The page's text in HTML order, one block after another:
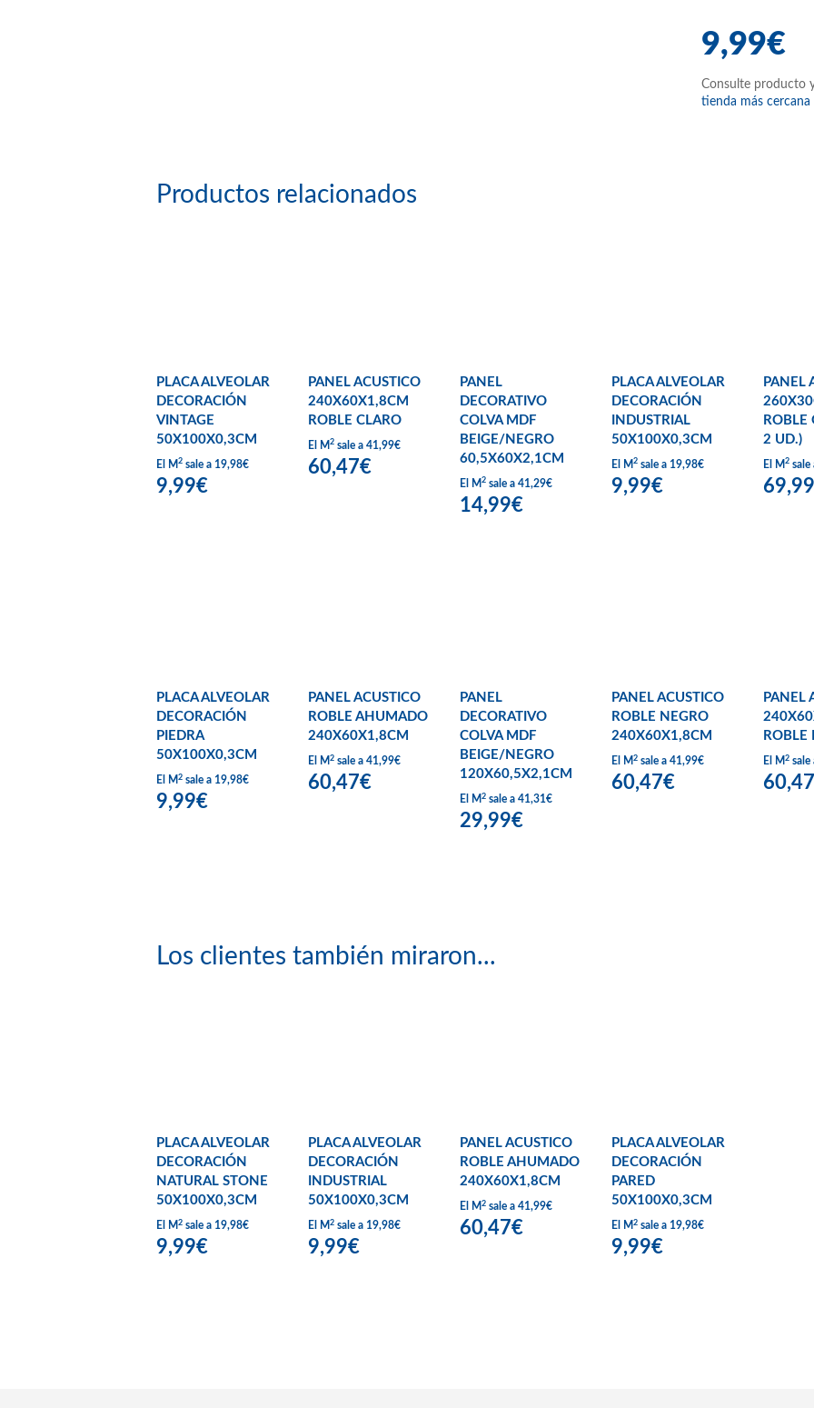
9,99€
Consulte producto
tienda más cercana
Productos relacionados
PLACA ALVEOLAR
DECORACIÓN
VINTAGE
50X100X0,3CM
El M 2 sale a 19,98€
9,99€
PANEL ACUSTICO
240X60X1,8CM
ROBLE CLARO
El M 2 sale a 41,99€
60,47€
PANEL
DECORATIVO
COLVA MDF
BEIGE/NEGRO
60,5X60X2,1CM
El M 2 sale a 41,29€
14,99€
PLACA ALVEOLAR
DECORACIÓN
INDUSTRIAL
50X100X0,3CM
El M 2 sale a 19,98€
9,99€
PANEL
ROBLE
2 UD.)
El M 2 sale
PLACA ALVEOLAR
DECORACIÓN
PIEDRA
50X100X0,3CM
El M 2 sale a 19,98€
9,99€
PANEL ACUSTICO
ROBLE AHUMADO
240X60X1,8CM
El M 2 sale a 41,99€
60,47€
PANEL
DECORATIVO
COLVA MDF
BEIGE/NEGRO
120X60,5X2,1CM
El M 2 sale a 41,31€
29,99€
PANEL ACUSTICO
ROBLE NEGRO
240X60X1,8CM
El M 2 sale a 41,99€
60,47€
PANEL
ROBLE
El M 2 sale
Los clientes también miraron...
PLACA ALVEOLAR
DECORACIÓN
NATURAL STONE
50X100X0,3CM
El M 2 sale a 19,98€
9,99€
PLACA ALVEOLAR
DECORACIÓN
INDUSTRIAL
50X100X0,3CM
El M 2 sale a 19,98€
9,99€
PANEL ACUSTICO
ROBLE AHUMADO
240X60X1,8CM
El M 2 sale a 41,99€
60,47€
PLACA ALVEOLAR
DECORACIÓN
PARED
50X100X0,3CM
El M 2 sale a 19,98€
9,99€